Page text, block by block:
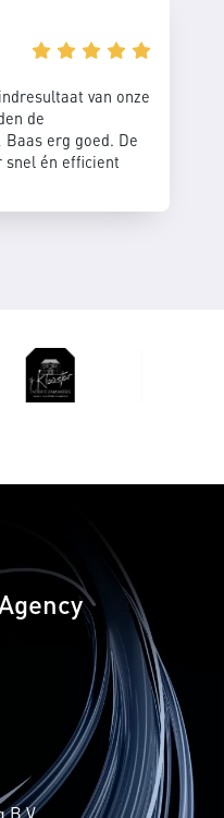
van onze
de
erg goed. De
én efficient